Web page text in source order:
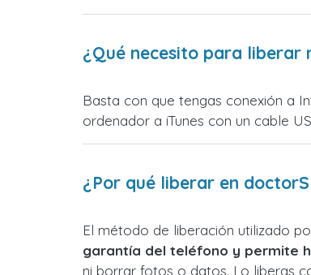
¿Qué necesito para liberar
Basta con que tengas conexión a
ordenador a iTunes con un cable
¿Por qué liberar en
El método de liberación utilizado
garantía del teléfono y permite
ni borrar fotos o datos. Lo liberas